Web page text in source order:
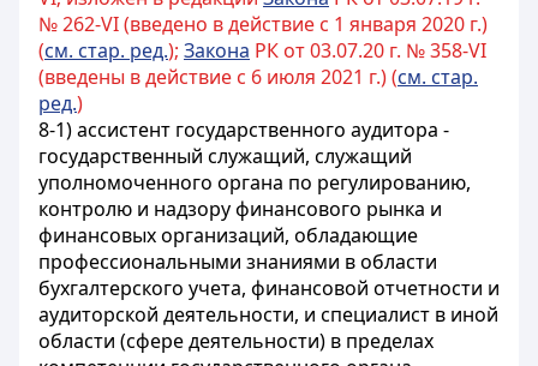
№ 262-VI (введено в действие с 1 января 2020 г.)
(см. стар. ред.); Закона РК от 03.07.20 г. № 358-VI
(введены в действие с 6 июля 2021 г.) (см. стар.
ред.)
8-1)ассистент государственного аудитора -
государственный служащий, служащий
уполномоченного органа по регулированию,
контролю и надзору финансового рынка и
финансовых организаций, обладающие
профессиональными знаниями в области
бухгалтерского учета, финансовой отчетности и
аудиторской деятельности, и специалист в иной
области (сфере деятельности) в пределах